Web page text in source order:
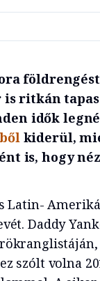
ritkán
idők
kiderül,
is, hogy
Daddy
szólt volna